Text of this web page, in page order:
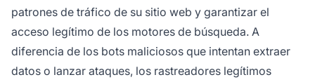
patrones de tráfico de su sitio web y garantizar el
acceso legítimo de los motores de búsqueda. A
diferencia de los bots maliciosos que intentan extraer
datos o lanzar ataques, los rastreadores legítimos